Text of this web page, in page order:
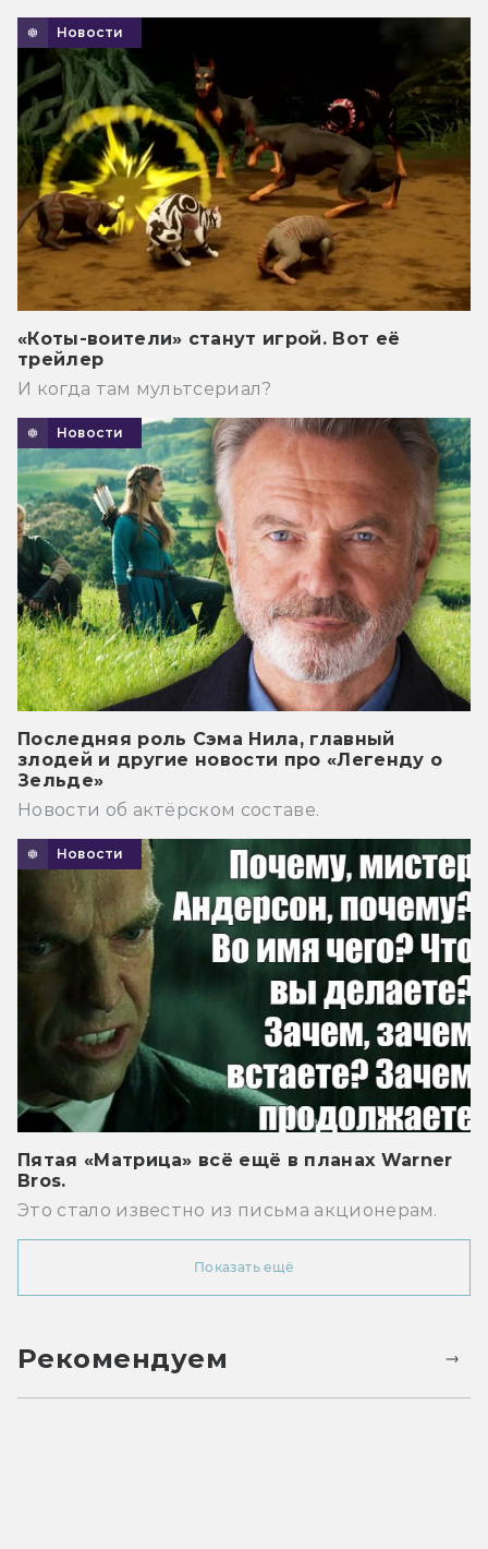
Новости
«Коты-воители» станут игрой. Вот её
трейлер
И когда там мультсериал?
Новости
Последняя роль Сэма Нила, главный
злодей и другие новости про «Легенду о
Зельде»
Новости об актёрском составе.
Новости
Пятая «Матрица» всё ещё в планах Warner
Bros.
Это стало известно из письма акционерам.
Показать ещё
Рекомендуем